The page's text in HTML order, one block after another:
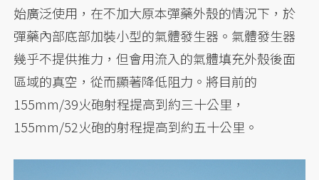
始廣泛使用，在不加大原本彈藥外殼的情況下，於
彈藥內部底部加裝小型的氣體發生器。氣體發生器
幾乎不提供推力，但會用流入的氣體填充外殼後面
區域的真空，從而顯著降低阻力。將目前的
155mm/39火砲射程提高到約三十公里，
155mm/52火砲的射程提高到約五十公里。